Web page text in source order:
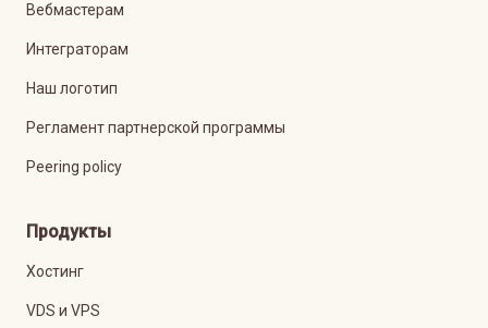
Вебмастерам
Интеграторам
Наш логотип
Регламент партнерской программы
Peering policy
Продукты
Хостинг
VDS и VPS